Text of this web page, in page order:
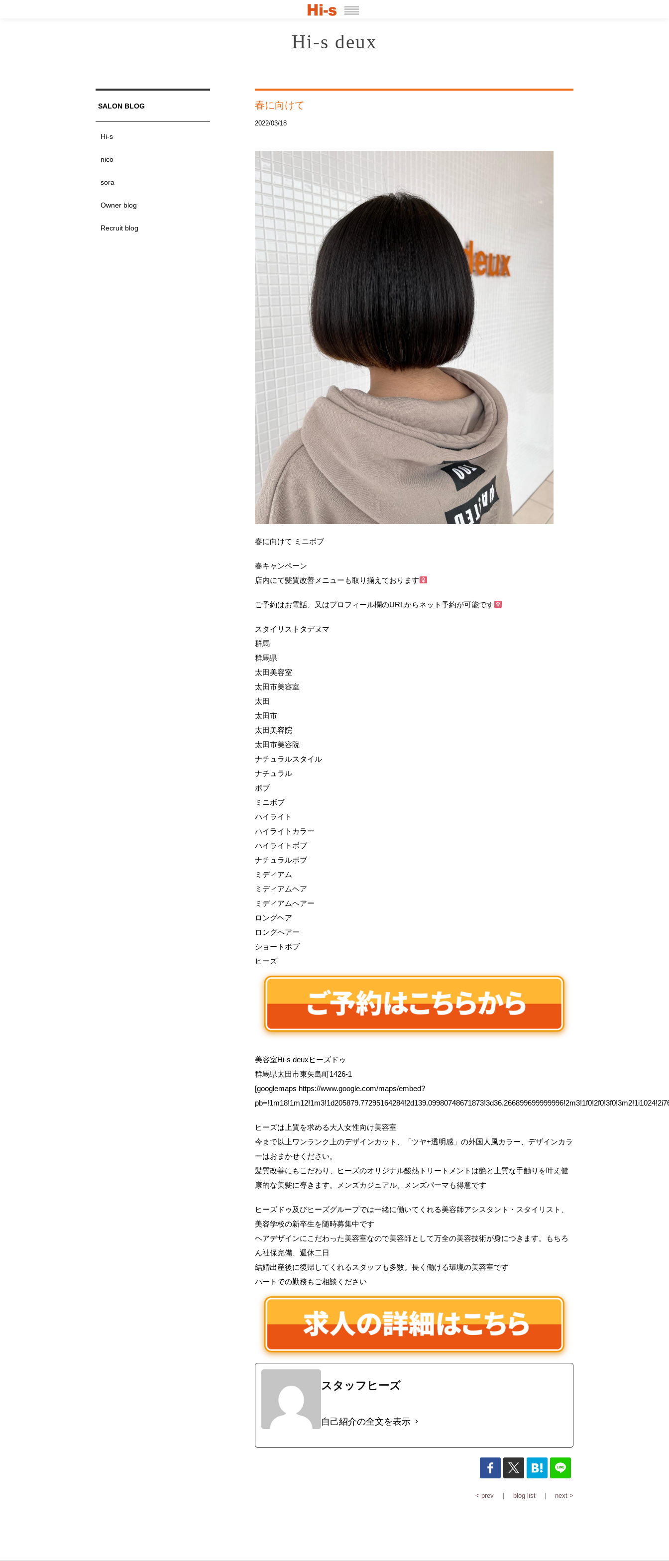
Hi-s deux
SALON BLOG
Hi-s
nico
sora
Owner blog
Recruit blog
春に向けて
2022/03/18
春に向けて ミニボブ
春キャンペーン
店内にて髪質改善メニューも取り揃えております‍
ご予約はお電話、又はプロフィール欄のURLからネット予約が可能です‍
スタイリストタデヌマ
群馬
群馬県
太田美容室
太田市美容室
太田
太田市
太田美容院
太田市美容院
ナチュラルスタイル
ナチュラル
ボブ
ミニボブ
ハイライト
ハイライトカラー
ハイライトボブ
ナチュラルボブ
ミディアム
ミディアムヘア
ミディアムヘアー
ロングヘア
ロングヘアー
ショートボブ
ヒーズ
美容室Hi-s deuxヒーズドゥ
群馬県太田市東矢島町1426-1
[googlemaps https://www.google.com/maps/embed?
ヒーズは上質を求める大人女性向け美容室
今まで以上ワンランク上のデザインカット、「ツヤ+透明感」の外国人風カラー、デザインカラ
ーはおまかせください。
髪質改善にもこだわり、ヒーズのオリジナル酸熱トリートメントは艶と上質な手触りを叶え健
康的な美髪に導きます。メンズカジュアル、メンズパーマも得意です
ヒーズドゥ及びヒーズグループでは一緒に働いてくれる美容師アシスタント・スタイリスト、
美容学校の新卒生を随時募集中です
ヘアデザインにこだわった美容室なので美容師として万全の美容技術が身につきます。もちろ
ん社保完備、週休二日
結婚出産後に復帰してくれるスタッフも多数。長く働ける環境の美容室です
パートでの勤務もご相談ください
スタッフヒーズ
自己紹介の全文を表示
< prev ｜ blog list ｜ next >